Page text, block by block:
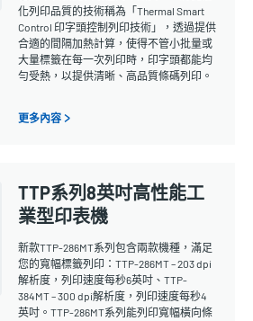
化列印品質的技術稱為「Thermal Smart
Control 印字頭控制列印技術」，透過提供
合適的間隔加熱計算，使得不管小批量或
大量標籤在每一次列印時，印字頭都能均
勻受熱，以提供清晰、高品質條碼列印。
更多內容 >
TTP系列8英吋高性能工
業型印表機
新款TTP-286MT系列包含兩款機種，滿足
您的寬幅標籤列印：TTP-286MT – 203 dpi
解析度，列印速度每秒6英吋、TTP-
384MT – 300 dpi解析度，列印速度每秒4
英吋。TTP-286MT系列能列印寬幅橫向條